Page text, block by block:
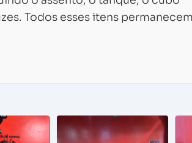
Todos esses itens